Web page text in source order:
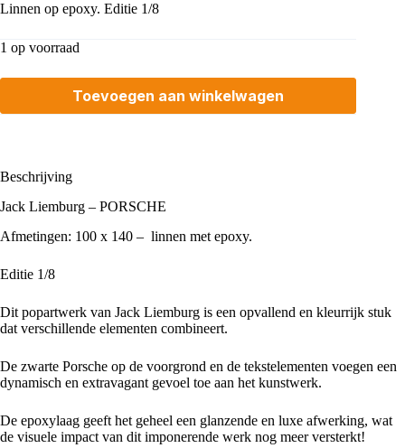
Linnen op epoxy. Editie 1/8
1 op voorraad
Toevoegen aan winkelwagen
Beschrijving
Jack Liemburg – PORSCHE
Afmetingen: 100 x 140 – linnen met epoxy.
Editie 1/8
Dit popartwerk van Jack Liemburg is een opvallend en kleurrijk stuk
dat verschillende elementen combineert.
De zwarte Porsche op de voorgrond en de tekstelementen voegen een
dynamisch en extravagant gevoel toe aan het kunstwerk.
De epoxylaag geeft het geheel een glanzende en luxe afwerking, wat
de visuele impact van dit imponerende werk nog meer versterkt!